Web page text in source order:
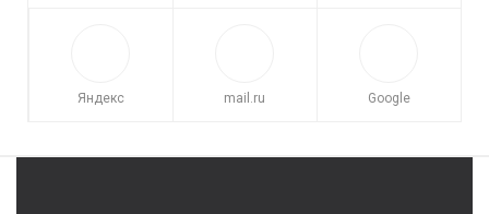
Яндекс mail.ru Google